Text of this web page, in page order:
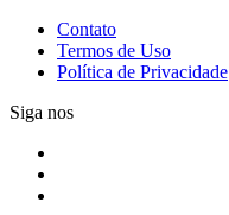
Contato
Termos de Uso
Política de Privacidade
Siga nos